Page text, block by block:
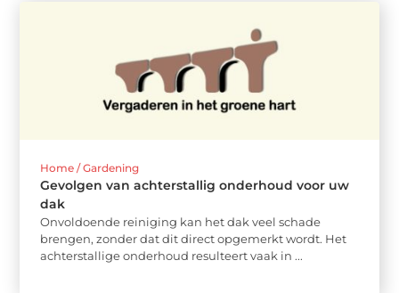
Home / Gardening
Gevolgen van achterstallig onderhoud voor uw
dak
Onvoldoende reiniging kan het dak veel schade
brengen, zonder dat dit direct opgemerkt wordt. Het
achterstallige onderhoud resulteert vaak in ...